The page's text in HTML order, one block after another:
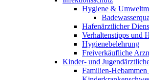
Hygiene &
Hafenärztlicher
Verhaltenstipps und
Hygienebelehrung
Freiverkäufliche
Kinder- und
Familien-